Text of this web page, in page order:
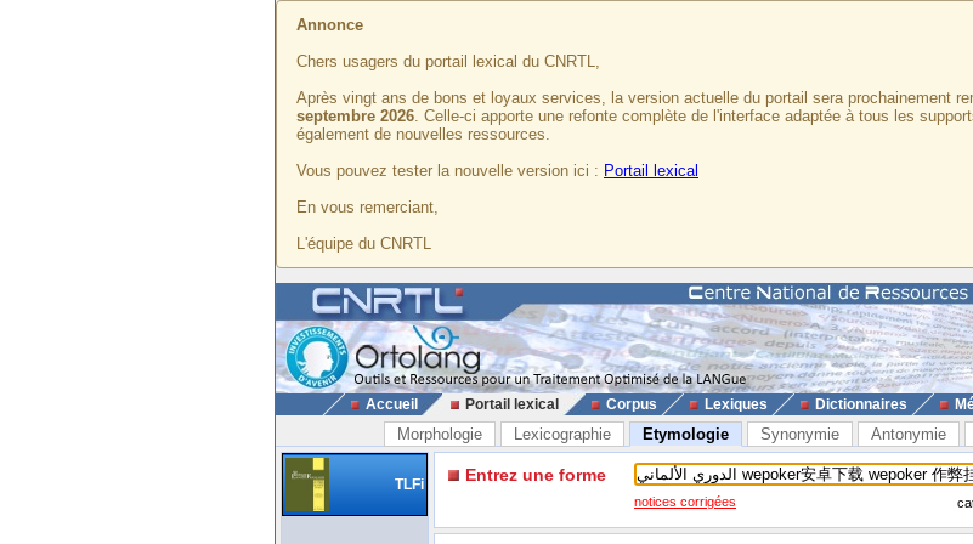
Annonce
Chers usagers du portail lexical du CNRTL,
Après vingt ans de bons et loyaux services, la version actuelle du portail sera prochainement
septembre 2026. Celle-ci apporte une refonte complète de l'interface adaptée à tous les
également de nouvelles ressources.
Vous pouvez tester la nouvelle version ici : Portail lexical
En vous remerciant,
L'équipe du CNRTL
Accueil Portail lexical Corpus Lexiques Dictionnaires
Morphologie Lexicographie Etymologie Synonymie Antonymie
TLFi Entrez une forme
notices corrigées